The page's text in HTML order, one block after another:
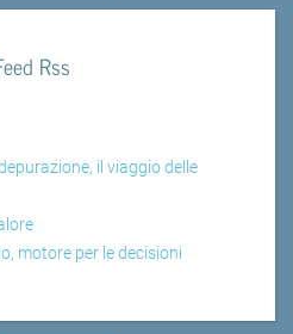
Rss
il viaggio delle
motore per le decisioni